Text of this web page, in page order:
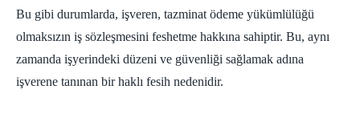
Bu gibi durumlarda, işveren, tazminat ödeme yükümlülüğü
olmaksızın iş sözleşmesini feshetme hakkına sahiptir. Bu, aynı
zamanda işyerindeki düzeni ve güvenliği sağlamak adına
işverene tanınan bir haklı fesih nedenidir.